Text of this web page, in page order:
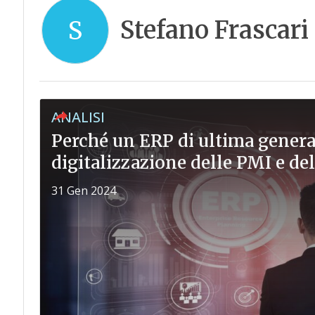
S Stefano Frascari
ANALISI
Perché un ERP di ultima
digitalizzazione delle PMI e
31 Gen 2024